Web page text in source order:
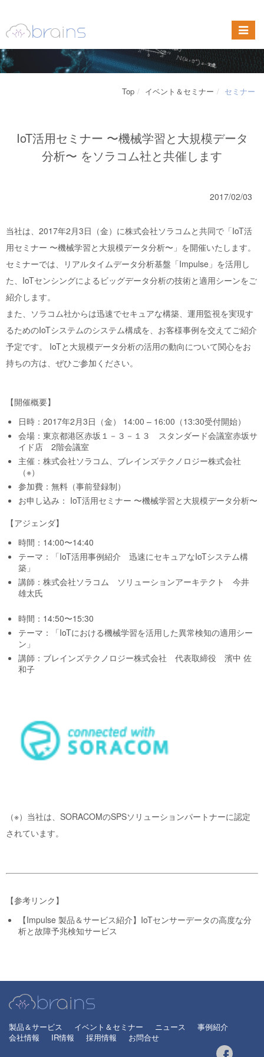
Top イベント＆セミナー セミナー
IoT活用セミナー 〜機械学習と大規模データ
分析〜 をソラコム社と共催します
2017/02/03
当社は、2017年2月3日（金）に株式会社ソラコムと共同で「IoT活
用セミナー 〜機械学習と大規模データ分析〜」を開催いたします。
セミナーでは、リアルタイムデータ分析基盤「Impulse」を活用し
た、IoTセンシングによるビッグデータ分析の技術と適用シーンをご
紹介します。
また、ソラコム社からは迅速でセキュアな構築、運用監視を実現す
るためのIoTシステムのシステム構成を、お客様事例を交えてご紹介
予定です。 IoTと大規模データ分析の活用の動向について関心をお
持ちの方は、ぜひご参加ください。
【開催概要】
日時：2017年2月3日（金） 14:00 – 16:00（13:30受付開始）
会場：東京都港区赤坂１－３－１３ スタンダード会議室赤坂サ
イド店 2階会議室
主催：株式会社ソラコム、ブレインズテクノロジー株式会社
（※）
参加費：無料（事前登録制）
お申し込み： IoT活用セミナー 〜機械学習と大規模データ分析〜
【アジェンダ】
時間：14:00〜14:40
テーマ：「IoT活用事例紹介 迅速にセキュアなIoTシステム構
築」
講師：株式会社ソラコム ソリューションアーキテクト 今井
雄太氏
時間：14:50〜15:30
テーマ：「IoTにおける機械学習を活用した異常検知の適用シー
ン」
講師：ブレインズテクノロジー株式会社 代表取締役 濱中 佐
和子
（※）当社は、SORACOMのSPSソリューションパートナーに認定
されています。
【参考リンク】
【Impulse 製品＆サービス紹介】IoTセンサーデータの高度な分
析と故障予兆検知サービス
製品＆サービス イベント＆セミナー ニュース
事例紹介
会社情報
IR情報 採用情報 お問合せ